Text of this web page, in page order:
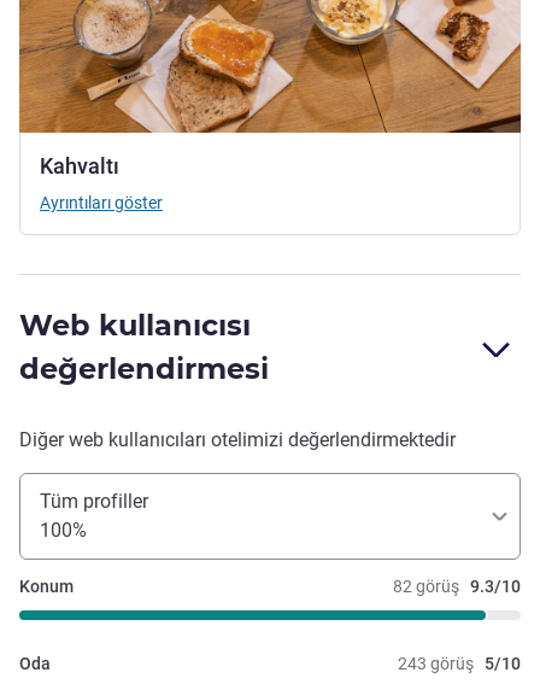
Kahvaltı
Ayrıntıları göster
Web kullanıcısı
değerlendirmesi
Diğer web kullanıcıları otelimizi değerlendirmektedir
Tüm profiller
100%
82 görüş 9.3/10
Konum
243 görüş 5/10
Oda